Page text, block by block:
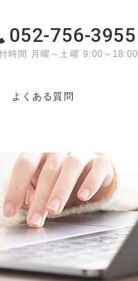
よくある質問
052-756-3955
時間 月曜～土曜 9:00～18:00